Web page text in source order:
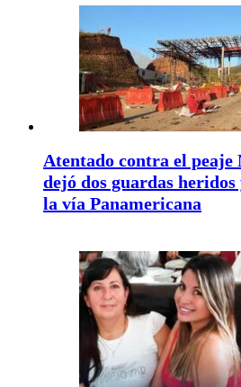
Atentado contra el peaje
dejó dos guardas
la vía Panamericana